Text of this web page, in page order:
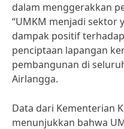
dalam menggerakkan
“UMKM menjadi sektor
dampak positif
penciptaan lapangan
pembangunan di
Airlangga.
Data dari Kementerian
menunjukkan bahwa